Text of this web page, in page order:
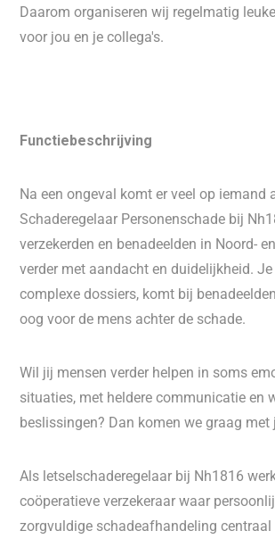
Daarom organiseren wij regelmatig
voor jou en je collega's.
Functiebeschrijving
Na een ongeval komt er veel op iemand
Schaderegelaar Personenschade bij
verzekerden en benadeelden in Noord-
verder met aandacht en duidelijkheid.
complexe dossiers, komt bij
oog voor de mens achter de schade.
Wil jij mensen verder helpen in soms
situaties, met heldere communicatie en
beslissingen? Dan komen we graag met
Als letselschaderegelaar bij Nh1816
coöperatieve verzekeraar waar
zorgvuldige schadeafhandeling